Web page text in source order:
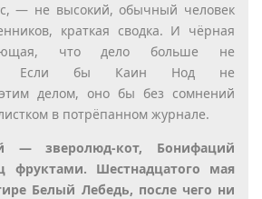
— не высокий, обычный человек
краткая сводка. И чёрная
что дело больше не
Если бы Каин Нод не
этим делом, оно бы без сомнений
в потрёпанном журнале.
— зверолюд-кот, Бонифаций
фруктами. Шестнадцатого мая
Белый Лебедь, после чего ни